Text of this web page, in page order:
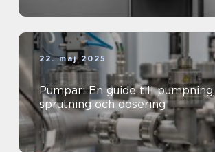
22. maj 2025
Pumpar: En guide till pumpning,
sprutning och dosering